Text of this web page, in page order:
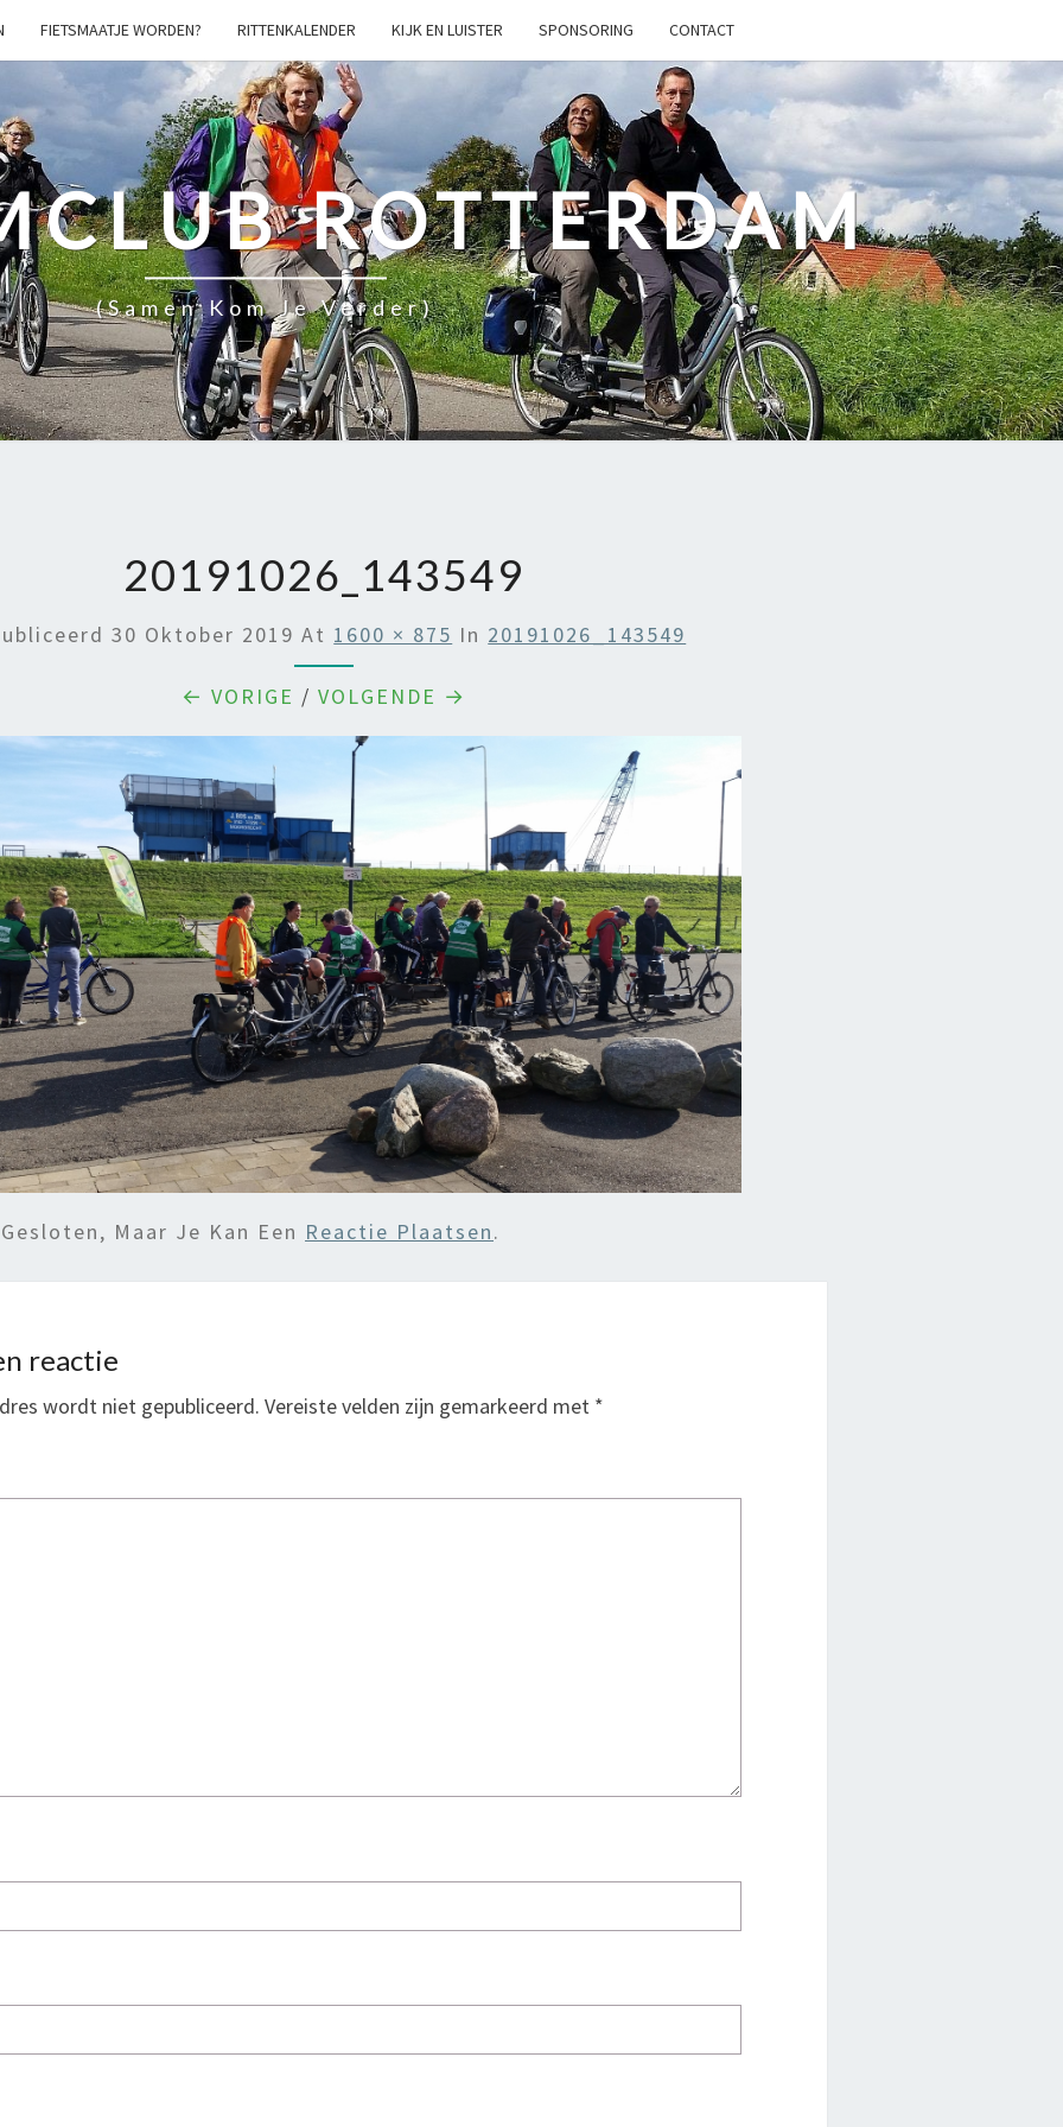
FIETSMAATJE WORDEN? RITTENKALENDER KIJK EN LUISTER SPONSORING CONTACT
ROTTERDAM
(samen Kom Je Verder)
20191026_143549
30 Oktober 2019 At 1600 × 875 In 20191026_143549
← VORIGE / VOLGENDE →
Maar Je Kan Een Reactie Plaatsen.
reactie
wordt niet gepubliceerd. Vereiste velden zijn gemarkeerd met *